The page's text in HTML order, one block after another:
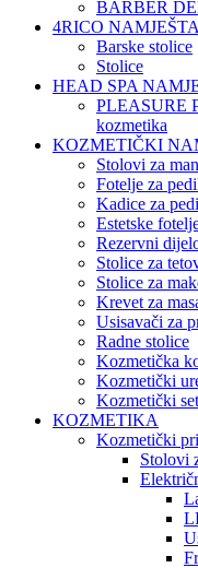
BARBER
4RICO
Barske stolice
Stolice
HEAD SPA
PLEASURE
kozmetika
KOZMETIČKI
Stolovi za
Fotelje za
Kadice za
Estetske
Rezervni
Stolice za
Stolice za
Krevet za
Usisavači za
Radne stolice
Kozmetička
Kozmetički
Kozmetički
KOZMETIKA
Kozmetički
Stolovi